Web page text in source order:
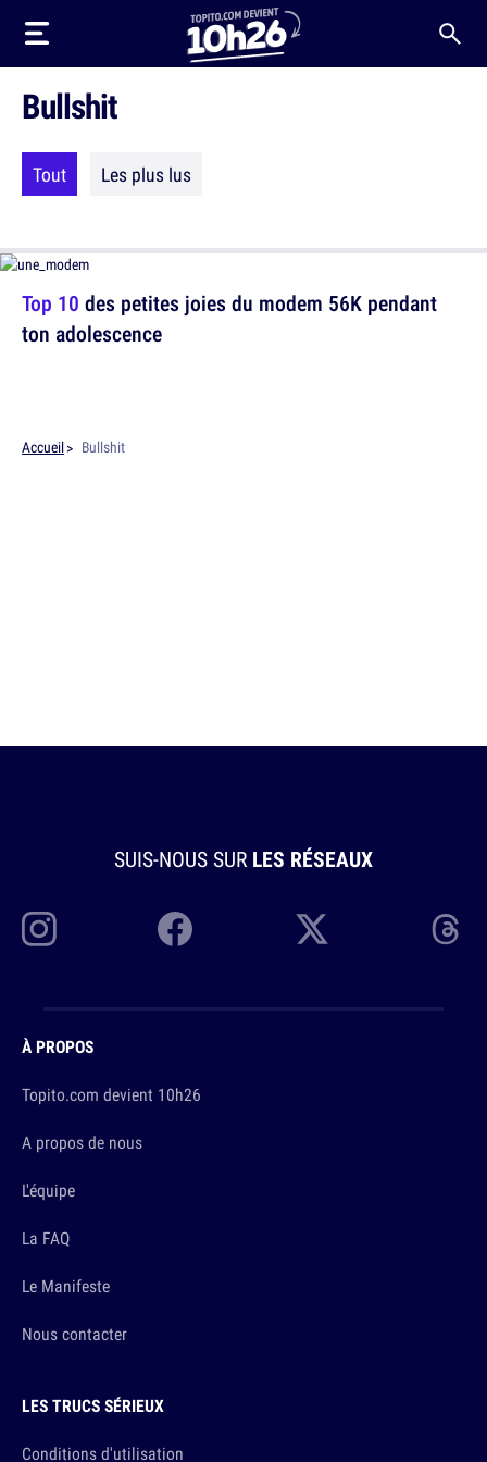
Bullshit
Tout Les plus lus
Top 10 des petites joies du modem 56K pendant
ton adolescence
Accueil Bullshit
SUIS-NOUS SUR LES RÉSEAUX
À PROPOS
Topito.com devient 10h26
A propos de nous
L'équipe
La FAQ
Le Manifeste
Nous contacter
LES TRUCS SÉRIEUX
Conditions d'utilisation